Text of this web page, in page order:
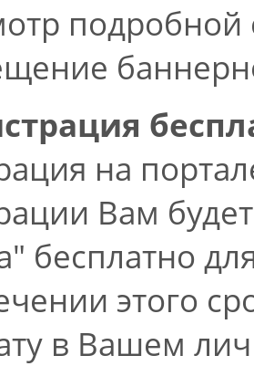
подробной
на
Вам
бесплатно
этого
в Вашем